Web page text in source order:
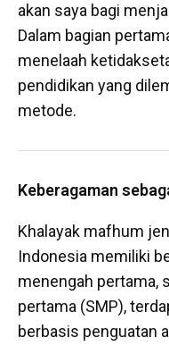
akan saya bagi
Dalam bagian
menelaah
pendidikan yang
metode.
Keberagaman
Khalayak mafhum
Indonesia memiliki
menengah pertama,
pertama (SMP),
berbasis penguatan